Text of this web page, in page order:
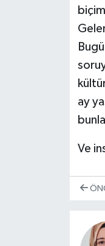
ay
Ve